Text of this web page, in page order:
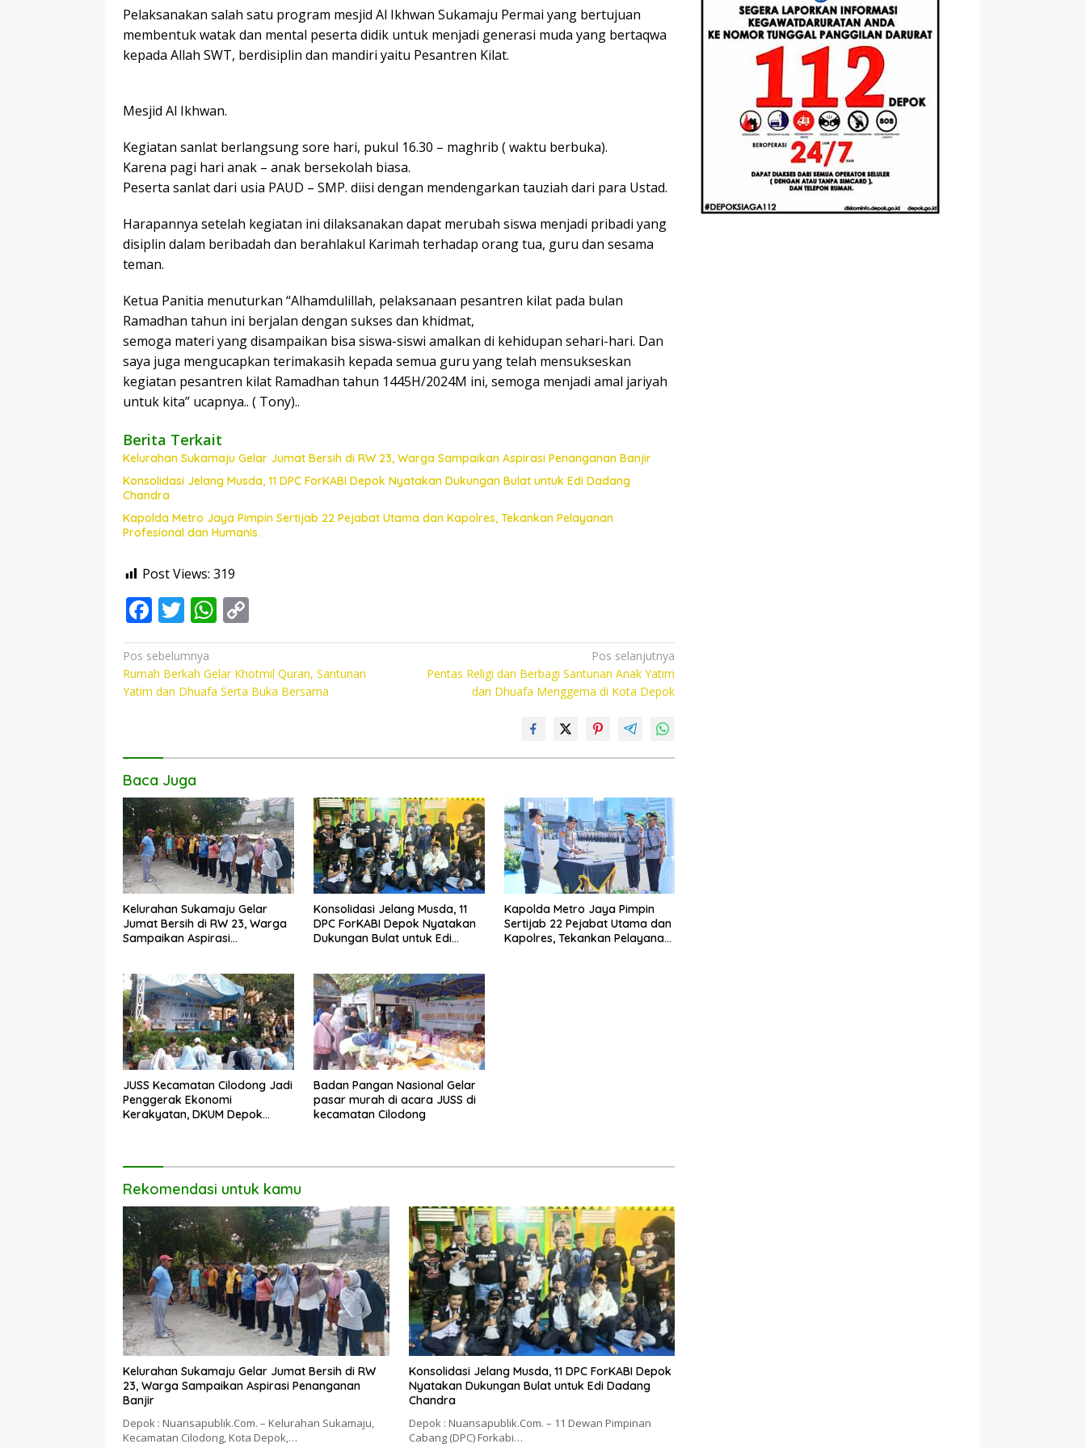
Pelaksanakan salah satu program mesjid Al Ikhwan Sukamaju Permai yang bertujuan
membentuk watak dan mental peserta didik untuk menjadi generasi muda yang bertaqwa
kepada Allah SWT, berdisiplin dan mandiri yaitu Pesantren Kilat.
Mesjid Al Ikhwan.
Kegiatan sanlat berlangsung sore hari, pukul 16.30 – maghrib ( waktu berbuka).
Karena pagi hari anak – anak bersekolah biasa.
Peserta sanlat dari usia PAUD – SMP. diisi dengan mendengarkan tauziah dari para Ustad.
Harapannya setelah kegiatan ini dilaksanakan dapat merubah siswa menjadi pribadi yang
disiplin dalam beribadah dan berahlakul Karimah terhadap orang tua, guru dan sesama
teman.
Ketua Panitia menuturkan “Alhamdulillah, pelaksanaan pesantren kilat pada bulan
Ramadhan tahun ini berjalan dengan sukses dan khidmat,
semoga materi yang disampaikan bisa siswa-siswi amalkan di kehidupan sehari-hari. Dan
saya juga mengucapkan terimakasih kepada semua guru yang telah mensukseskan
kegiatan pesantren kilat Ramadhan tahun 1445H/2024M ini, semoga menjadi amal jariyah
untuk kita” ucapnya.. ( Tony)..
Berita Terkait
Kelurahan Sukamaju Gelar Jumat Bersih di RW 23, Warga Sampaikan Aspirasi Penanganan Banjir
Konsolidasi Jelang Musda, 11 DPC ForKABI Depok Nyatakan Dukungan Bulat untuk Edi Dadang
Chandra
Kapolda Metro Jaya Pimpin Sertijab 22 Pejabat Utama dan Kapolres, Tekankan Pelayanan
Profesional dan Humanis.
Post Views: 319
F
ac
e
b
k
T
w
itt
er
W
h
at
s
p
o
p
y
k
Navigasi
pos
Pos sebelumnya
Rumah Berkah Gelar Khotmil Quran, Santunan
Yatim dan Dhuafa Serta Buka Bersama
Pos selanjutnya
Pentas Religi dan Berbagi Santunan Anak Yatim
dan Dhuafa Menggema di Kota Depok
Baca Juga
Kelurahan Sukamaju Gelar
Jumat Bersih di RW 23, Warga
Sampaikan Aspirasi
Konsolidasi Jelang Musda, 11
DPC ForKABI Depok Nyatakan
Dukungan Bulat untuk Edi
Kapolda Metro Jaya Pimpin
Sertijab 22 Pejabat Utama dan
Kapolres, Tekankan Pelayanan
JUSS Kecamatan Cilodong Jadi
Penggerak Ekonomi
Kerakyatan, DKUM Depok
Badan Pangan Nasional Gelar
pasar murah di acara JUSS di
kecamatan Cilodong
Rekomendasi untuk kamu
Kelurahan Sukamaju Gelar Jumat Bersih di RW
23, Warga Sampaikan Aspirasi Penanganan
Banjir
Depok : Nuansapublik.Com. – Kelurahan Sukamaju,
Kecamatan Cilodong, Kota Depok,…
Konsolidasi Jelang Musda, 11 DPC ForKABI Depok
Nyatakan Dukungan Bulat untuk Edi Dadang
Chandra
Depok : Nuansapublik.Com. – 11 Dewan Pimpinan
Cabang (DPC) Forkabi…
Penjelasan
Ilmiahnya
Augmented
Reality
Tahun Ajaran
2026-2027